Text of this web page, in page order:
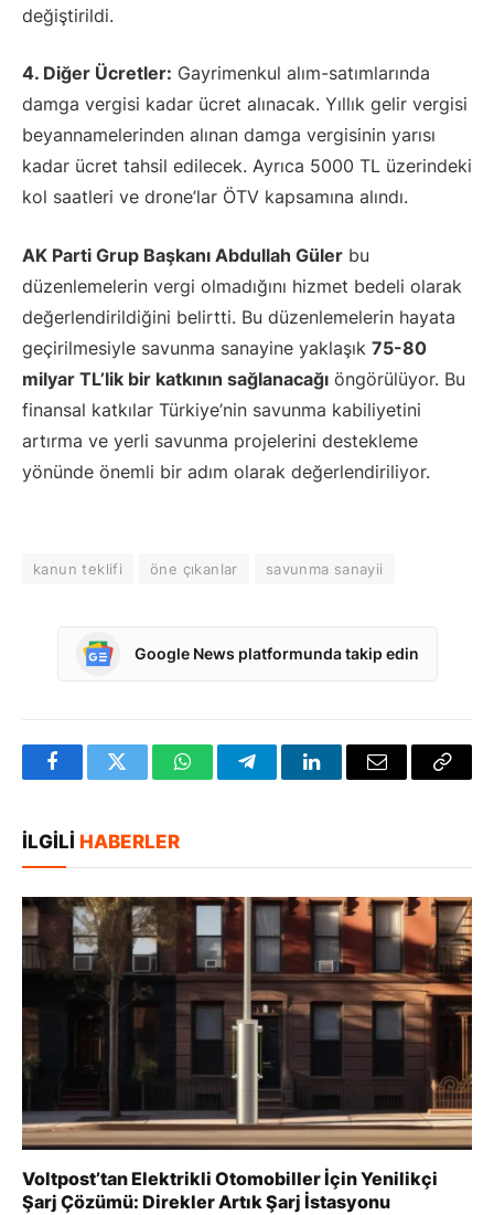
değiştirildi.
4. Diğer Ücretler: Gayrimenkul alım-satımlarında
damga vergisi kadar ücret alınacak. Yıllık gelir vergisi
beyannamelerinden alınan damga vergisinin yarısı
kadar ücret tahsil edilecek. Ayrıca 5000 TL üzerindeki
kol saatleri ve drone’lar ÖTV kapsamına alındı.
AK Parti Grup Başkanı Abdullah Güler bu
düzenlemelerin vergi olmadığını hizmet bedeli olarak
değerlendirildiğini belirtti. Bu düzenlemelerin hayata
geçirilmesiyle savunma sanayine yaklaşık 75-80
milyar TL’lik bir katkının sağlanacağı öngörülüyor. Bu
finansal katkılar Türkiye’nin savunma kabiliyetini
artırma ve yerli savunma projelerini destekleme
yönünde önemli bir adım olarak değerlendiriliyor.
kanun teklifi öne çıkanlar savunma sanayii
Google News platformunda takip edin
FacebookTwitter WhatsAppTelegramLinkedInE-
İLGILI HABERLER
Voltpost’tan Elektrikli Otomobiller İçin Yenilikçi
Şarj Çözümü: Direkler Artık Şarj İstasyonu